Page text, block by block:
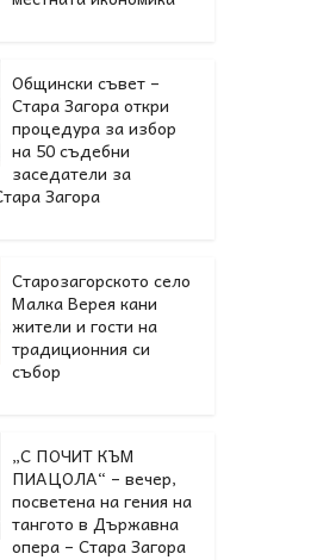
Общински съвет –
Стара Загора откри
процедура за избор
на 50 съдебни
заседатели за
Загора
Старозагорското село
Малка Верея кани
жители и гости на
традиционния си
събор
„С ПОЧИТ КЪМ
ПИАЦОЛА“ – вечер,
посветена на гения на
тангото в Държавна
опера – Стара Загора